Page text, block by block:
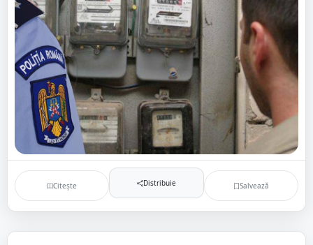
Citește Distribuie Salvează